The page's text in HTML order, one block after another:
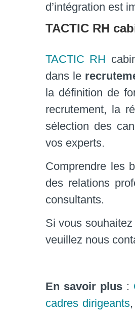
d’intégration est
TACTIC RH
TACTIC RH
dans le
la définition de
recrutement, la
sélection des
vos experts.
Comprendre les
des relations
consultants.
Si vous
veuillez nous
En savoir plus :
cadres dirigeants